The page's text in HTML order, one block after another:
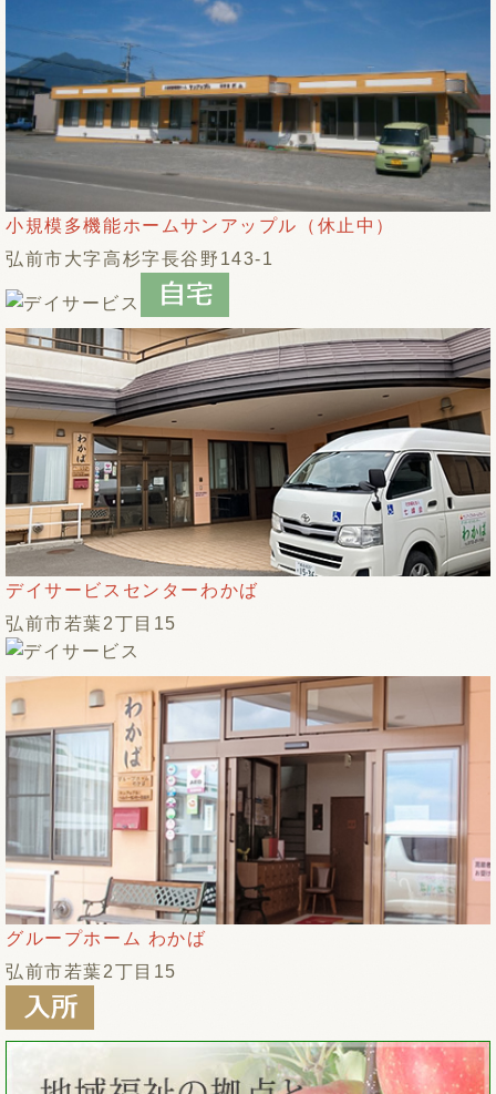
小規模多機能ホームサンアップル（休止中）
弘前市大字高杉字長谷野143-1
デイサービスセンターわかば
弘前市若葉2丁目15
グループホーム わかば
弘前市若葉2丁目15